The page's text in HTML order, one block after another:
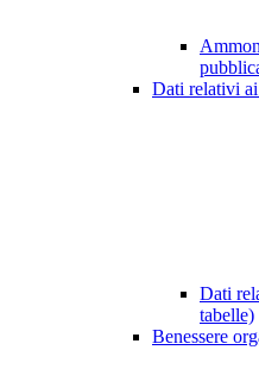
Dati relativi
Dati
tabelle)
Benessere